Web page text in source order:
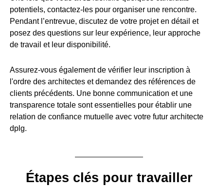
potentiels, contactez-les pour organiser une rencontre.
Pendant l’entrevue, discutez de votre projet en détail et
posez des questions sur leur expérience, leur approche
de travail et leur disponibilité.
Assurez-vous également de vérifier leur inscription à
l'ordre des architectes et demandez des références de
clients précédents. Une bonne communication et une
transparence totale sont essentielles pour établir une
relation de confiance mutuelle avec votre futur architecte
dplg.
Étapes clés pour travailler